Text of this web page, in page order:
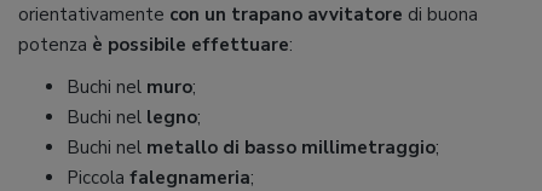
orientativamente con un trapano avvitatore di buona
potenza è possibile effettuare:
Buchi nel muro;
Buchi nel legno;
Buchi nel metallo di basso millimetraggio;
Piccola falegnameria;